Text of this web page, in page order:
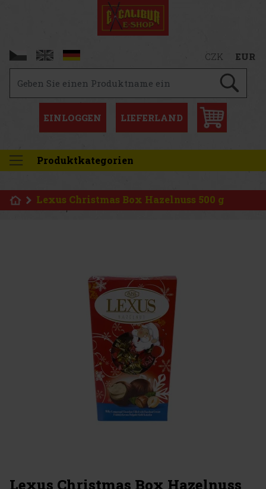
CZK EUR
EINLOGGEN LIEFERLAND
Produktkategorien
Lexus Christmas Box Hazelnuss 500 g
Lexus Christmas Box Hazelnuss